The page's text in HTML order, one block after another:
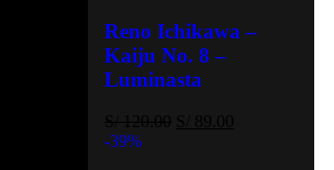
Reno Ichikawa –
Kaiju No. 8 –
Luminasta
-39%